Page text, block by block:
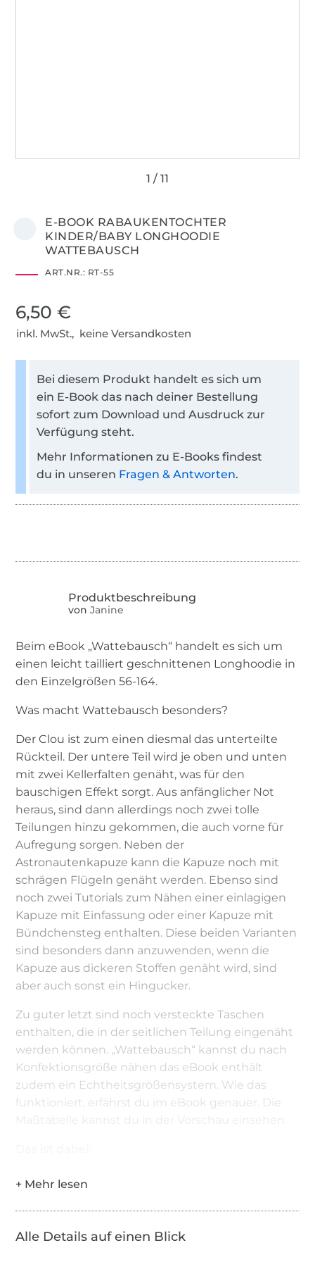
E-BOOK RABAUKENTOCHTER
KINDER/BABY LONGHOODIE
WATTEBAUSCH
ART.NR.: RT-55
6,50 €
inkl. MwSt., keine Versandkosten
Bei diesem Produkt handelt es sich um
ein E-Book das nach deiner Bestellung
sofort zum Download und Ausdruck zur
Verfügung steht.
Mehr Informationen zu E-Books findest
du in unseren Fragen & Antworten.
von Janine
Beim eBook „Wattebausch“ handelt es sich um
einen leicht tailliert geschnittenen Longhoodie in
den Einzelgrößen 56-164.
Was macht Wattebausch besonders?
Der Clou ist zum einen diesmal das unterteilte
Rückteil. Der untere Teil wird je oben und unten
mit zwei Kellerfalten genäht, was für den
bauschigen Effekt sorgt. Aus anfänglicher Not
heraus, sind dann allerdings noch zwei tolle
Teilungen hinzu gekommen, die auch vorne für
Aufregung sorgen. Neben der
Astronautenkapuze kann die Kapuze noch mit
schrägen Flügeln genäht werden. Ebenso sind
noch zwei Tutorials zum Nähen einer einlagigen
Kapuze mit Einfassung oder einer Kapuze mit
Bündchensteg enthalten. Diese beiden Varianten
sind besonders dann anzuwenden, wenn die
Kapuze aus dickeren Stoffen genäht wird, sind
aber auch sonst ein Hingucker.
Zu guter letzt sind noch versteckte Taschen
enthalten, die in der seitlichen Teilung eingenäht
werden können. „Wattebausch“ kannst du nach
Konfektionsgröße nähen das eBook enthält
zudem ein Echtheitsgrößensystem. Wie das
funktioniert, erfährst du im eBook genauer. Die
Schnittmuster zum Drucken im A4 Format im
A0 Schnittmuster
Alle Details auf einen Blick